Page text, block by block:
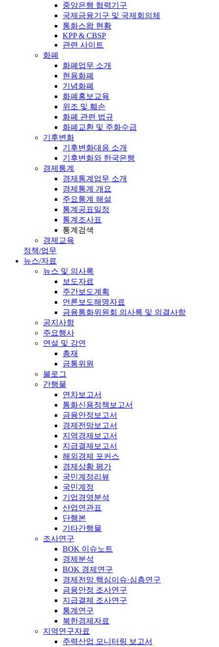
중앙은행 협력기구
국제금융기구 및 국제회의체
통화스왑 현황
KPP & CBSP
관련 사이트
화폐
화폐업무 소개
현용화폐
기념화폐
화폐홍보교육
위조 및 훼손
화폐 관련 법규
화폐교환 및 주화수급
기후변화
기후변화대응 소개
기후변화와 한국은행
경제통계
경제통계업무 소개
경제통계 개요
주요통계 해설
통계공표일정
통계조사표
통계검색
경제교육
정책/업무
뉴스/자료
뉴스 및 의사록
보도자료
주간보도계획
언론보도해명자료
금융통화위원회 의사록 및 의결사항
공지사항
주요행사
연설 및 강연
총재
금통위원
블로그
간행물
연차보고서
통화신용정책보고서
금융안정보고서
경제전망보고서
지역경제보고서
지급결제보고서
해외경제 포커스
경제상황 평가
국민계정리뷰
국민계정
기업경영분석
산업연관표
단행본
기타간행물
조사연구
BOK 이슈노트
경제분석
BOK 경제연구
경제전망 핵심이슈·심층연구
금융안정 조사연구
지급결제 조사연구
통계연구
북한경제자료
지역연구자료
주력산업 모니터링 보고서